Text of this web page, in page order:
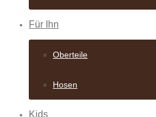
Für Ihn
Oberteile
Hosen
Kids